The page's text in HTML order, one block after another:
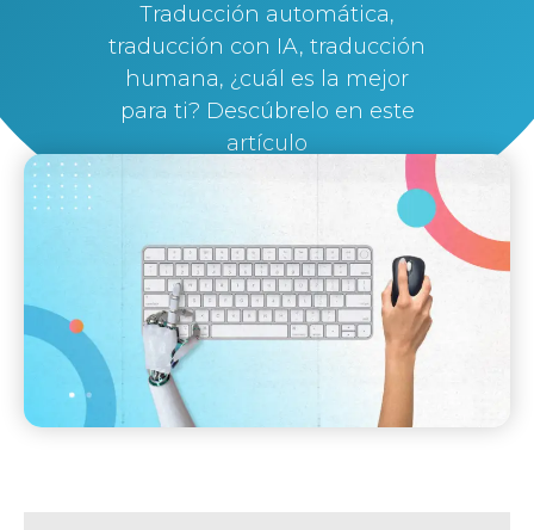
Traducción automática,
traducción con IA, traducción
humana, ¿cuál es la mejor
para ti? Descúbrelo en este
artículo